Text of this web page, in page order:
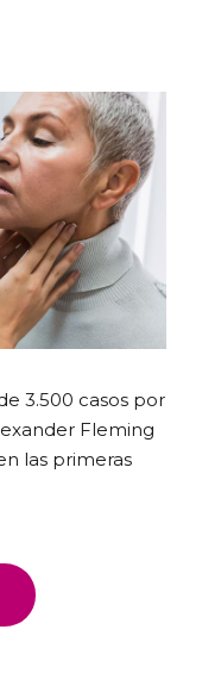
3.500 casos por
Fleming
las primeras